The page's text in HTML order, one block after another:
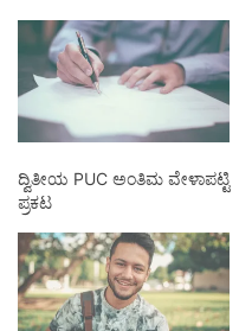
ದ್ವಿತೀಯ PUC ಅಂತಿಮ ವೇಳಾಪಟ್ಟಿ
ಪ್ರಕಟ